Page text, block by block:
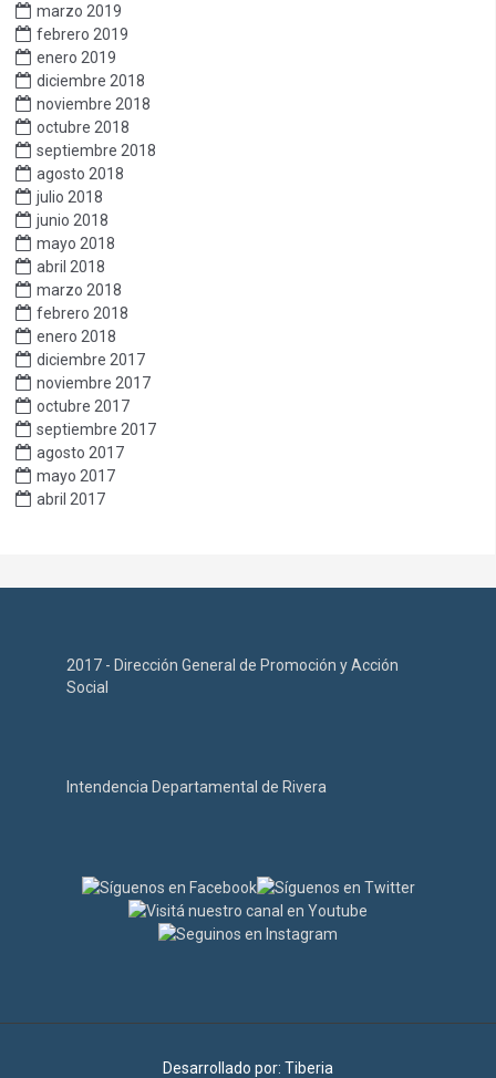
marzo 2019
febrero 2019
enero 2019
diciembre 2018
noviembre 2018
octubre 2018
septiembre 2018
agosto 2018
julio 2018
junio 2018
mayo 2018
abril 2018
marzo 2018
febrero 2018
enero 2018
diciembre 2017
noviembre 2017
octubre 2017
septiembre 2017
agosto 2017
mayo 2017
abril 2017
2017 - Dirección General de Promoción y Acción
Social
Intendencia Departamental de Rivera
Desarrollado por: Tiberia